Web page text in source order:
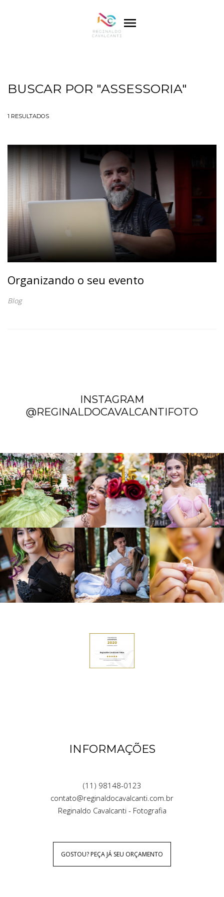
menu
BUSCAR POR "ASSESSORIA"
1 RESULTADOS
Organizando o seu evento
Blog
INSTAGRAM
@REGINALDOCAVALCANTIFOTO
INFORMAÇÕES
(11) 98148-0123
contato@reginaldocavalcanti.com.br
Reginaldo Cavalcanti - Fotografia
GOSTOU? PEÇA JÁ SEU ORÇAMENTO